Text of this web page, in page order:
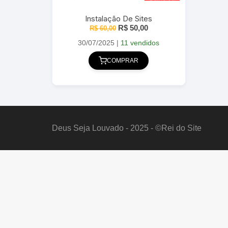
Instalação De Sites
R$60,00 O
original
era:
R$ 60,00.
R$50,00O
atual
R$ 50,00.
30/07/2025 | 11 vendidos
COMPRAR
Deus Seja Louvado - 2025 - ©Rei do Site